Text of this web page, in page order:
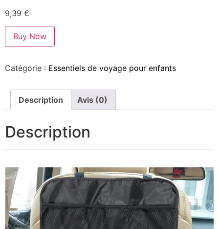
9,39 €
Buy Now
Catégorie : Essentiels de voyage pour enfants
Description Avis (0)
Description